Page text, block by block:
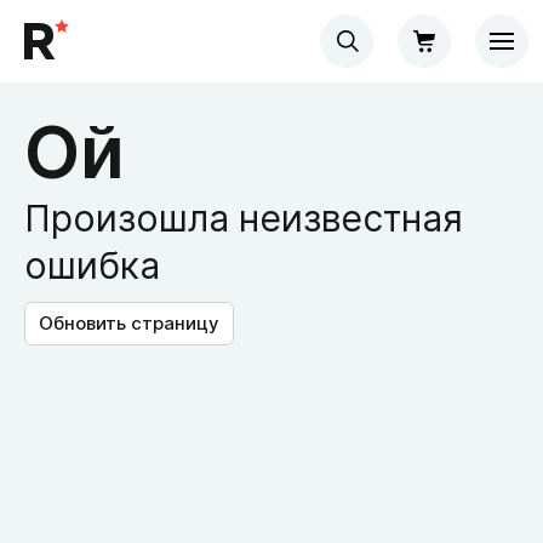
Ой
Произошла неизвестная
ошибка
Обновить страницу